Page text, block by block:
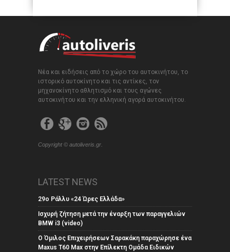
Νέα και ειδήσεις από το χώρο του αυτοκινήτου, το
ιστορικό αυτοκίνητο και τις αντίκες, τον
μηχανοκίνητο αθλητισμό και τους αγώνες
αυτοκινήτου και την ελληνική αγορά αυτοκινήτου.
Copyright © autoliveris.gr.
LATEST NEWS
29ο Ράλλυ «24 Ώρες Ελλάδα»
Ισχυρή ζήτηση μετά την έναρξη των παραγγελιών
BMW i3 (video)
Ο Όμιλος Επιχειρήσεων Σαρακάκη παραχώρησε ένα
Maxus T60 Max στην Επίλεκτη Ομάδα Ειδικών